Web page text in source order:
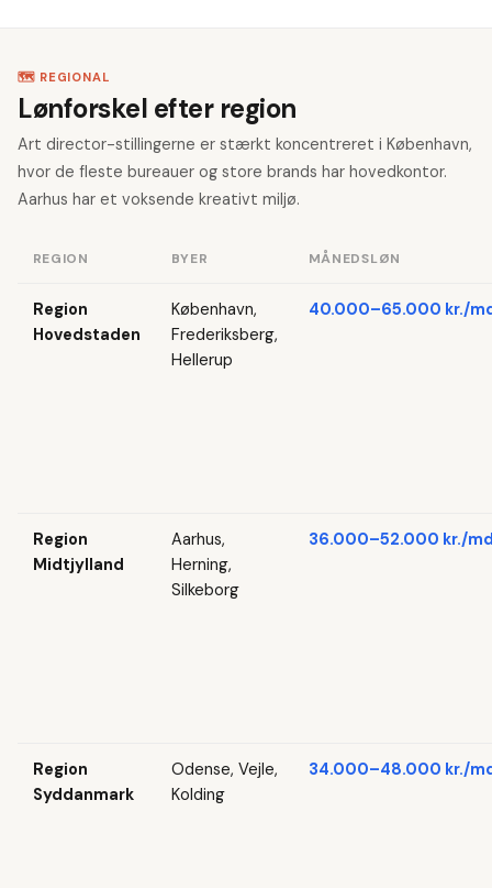
🗺️ REGIONAL
Lønforskel efter region
Art director-stillingerne er stærkt koncentreret i København,
hvor de fleste bureauer og store brands har hovedkontor.
Aarhus har et voksende kreativt miljø.
REGION BYER MÅNEDSLØN
Region
Hovedstaden
København,
Frederiksberg,
Hellerup
40.000–65.000 kr./
Region
Midtjylland
Aarhus,
Herning,
Silkeborg
36.000–52.000 kr./
Region
Syddanmark
Odense, Vejle,
Kolding
34.000–48.000 kr./